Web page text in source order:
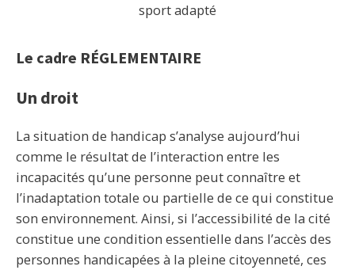
sport adapté
Le cadre RÉGLEMENTAIRE
Un droit
La situation de handicap s’analyse aujourd’hui
comme le résultat de l’interaction entre les
incapacités qu’une personne peut connaître et
l’inadaptation totale ou partielle de ce qui constitue
son environnement. Ainsi, si l’accessibilité de la cité
constitue une condition essentielle dans l’accès des
personnes handicapées à la pleine citoyenneté, ces